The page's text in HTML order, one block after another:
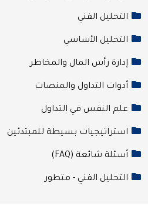
التحليل الفني
التحليل الأساسي
إدارة رأس المال والمخاطر
أدوات التداول والمنصات
علم النفس في التداول
استراتيجيات بسيطة للمبتدئين
أسئلة شائعة (FAQ)
التحليل الفني - متطور